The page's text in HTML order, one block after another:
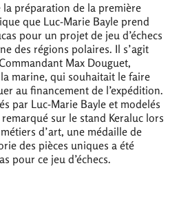
la préparation de la première
que Luc-Marie Bayle prend
pour un projet de jeu d’échecs
des régions polaires. Il s’agit
Max Douguet,
marine, qui souhaitait le faire
au financement de l’expédition.
par Luc-Marie Bayle et modelés
remarqué sur le stand Keraluc lors
d’art, une médaille de
des pièces uniques a été
pour ce jeu d’échecs.